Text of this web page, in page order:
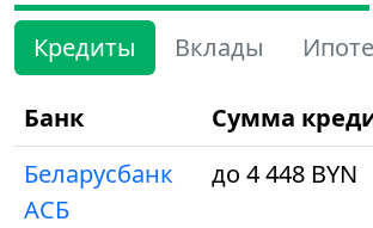
Кредиты Вклады
Банк Сумма
Беларусбанк
АСБ
до 4 448 BYN